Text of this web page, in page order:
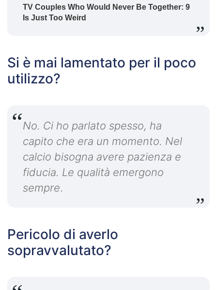
Si è mai lamentato per il poco
utilizzo?
No. Ci ho parlato spesso, ha
capito che era un momento. Nel
calcio bisogna avere pazienza e
fiducia. Le qualità emergono
sempre.
Pericolo di averlo
sopravvalutato?